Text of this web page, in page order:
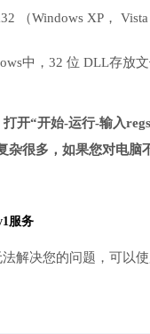
（Windows XP，
中，32 位 DLL存放
开“开始-运行-输入
杂很多，如果您对电
服务
解决您的问题，可以